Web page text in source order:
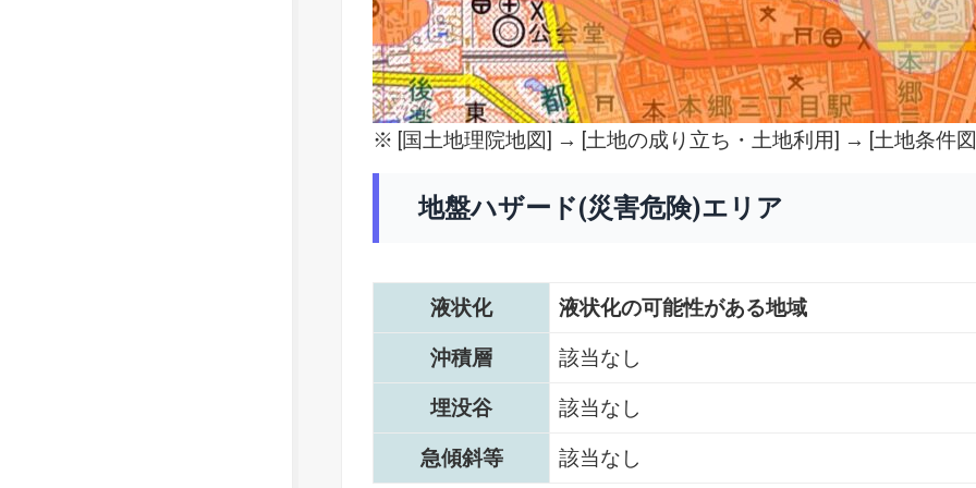
※ [国土地理院地図] → [土地の成り立ち・土地利用] → [土地条件
地盤ハザード(災害危険)エリア
液状化
液状化の可能性がある地域
沖積層
該当なし
埋没谷
該当なし
急傾斜等
該当なし